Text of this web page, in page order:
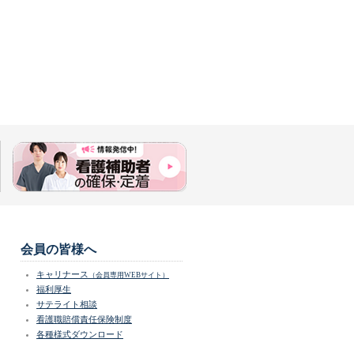
会員の皆様へ
キャリナース （会員専用WEBサイト）
福利厚生
サテライト相談
看護職賠償責任保険制度
各種様式ダウンロード